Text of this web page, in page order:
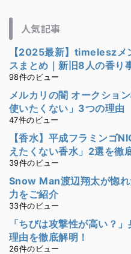
人気記事
【2025最新】timeleszメ
スまとめ｜新旧8人の香り
98件のビュー
メルカリの闇 オークショ
使いたくない」3つの理由
47件のビュー
【香水】平成フラミンゴ
えたくない香水」2選を徹
39件のビュー
Snow Man渡辺翔太が惚
力をご紹介
33件のビュー
「ちびは攻撃性が高い？
理由を徹底解明！
26件のビュー